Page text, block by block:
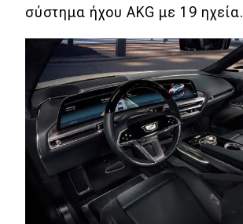
σύστημα ήχου AKG με 19 ηχεία.